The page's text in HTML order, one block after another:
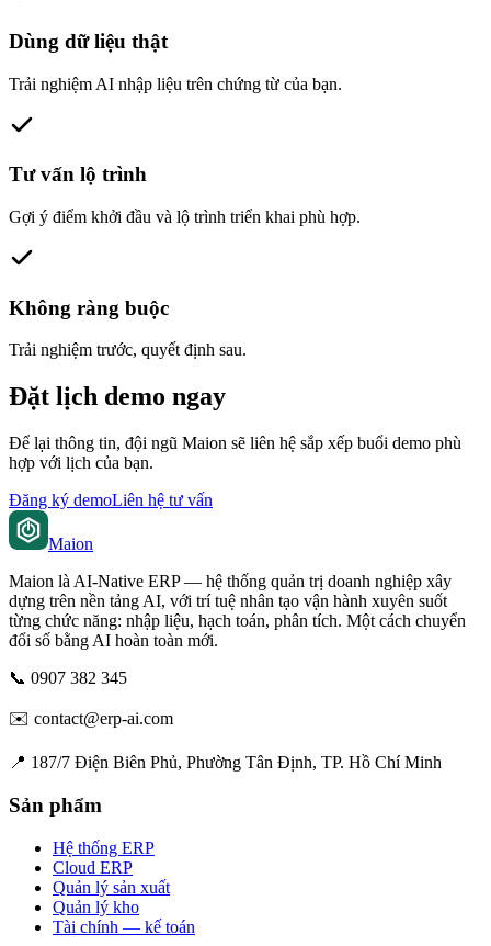
Dùng dữ liệu thật
Trải nghiệm AI nhập liệu trên chứng từ của bạn.
Tư vấn lộ trình
Gợi ý điểm khởi đầu và lộ trình triển khai phù hợp.
Không ràng buộc
Trải nghiệm trước, quyết định sau.
Đặt lịch demo ngay
Để lại thông tin, đội ngũ Maion sẽ liên hệ sắp xếp buổi demo phù
hợp với lịch của bạn.
Đăng ký demoLiên hệ tư vấn
Maion
Maion là AI-Native ERP — hệ thống quản trị doanh nghiệp xây
dựng trên nền tảng AI, với trí tuệ nhân tạo vận hành xuyên suốt
từng chức năng: nhập liệu, hạch toán, phân tích. Một cách chuyển
đổi số bằng AI hoàn toàn mới.
📞 0907 382 345
✉️ contact@erp-ai.com
📍 187/7 Điện Biên Phủ, Phường Tân Định, TP. Hồ Chí Minh
Sản phẩm
Hệ thống ERP
Cloud ERP
Quản lý sản xuất
Quản lý kho
Tài chính — kế toán